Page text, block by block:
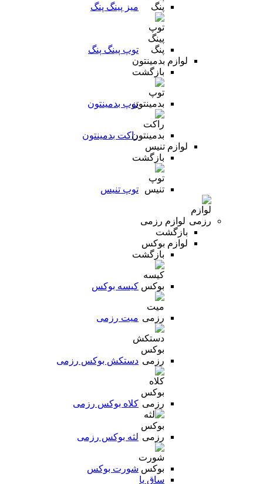
میز پینگ پنگ
توپ پینگ پنگ
لوازم بدمینتون
بازگشت
توپ بدمینتون
راکت بدمینتون
لوازم تنیس
بازگشت
توپ تنیس
لوازم رزمی
بازگشت
لوازم بوکس
بازگشت
کیسه بوکس
میت رزمی
دستکش بوکس رزمی
کلاه بوکس رزمی
لثه بوکس رزمی
شورت بوکس
ساق پا